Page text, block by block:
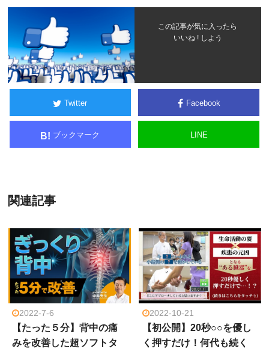
この記事が気に入ったら
いいね ! しよう
Twitter Facebook
B! ブックマーク LINE
関連記事
2022-7-6
【たった５分】背中の痛
みを改善した超ソフトタ
2022-10-21
【初公開】20秒○○を優し
く押すだけ！何代も続く